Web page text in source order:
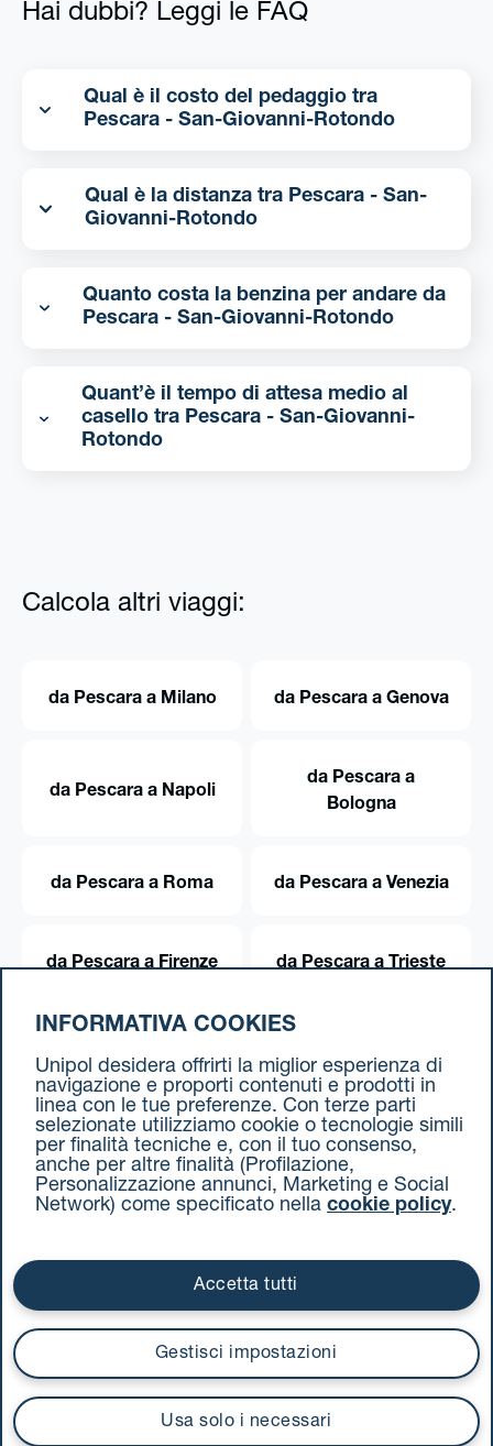
Hai dubbi? Leggi le FAQ
Qual è il costo del pedaggio tra
Pescara - San-Giovanni-Rotondo
Qual è la distanza tra Pescara - San-
Giovanni-Rotondo
Quanto costa la benzina per andare da
Pescara - San-Giovanni-Rotondo
Quant’è il tempo di attesa medio al
casello tra Pescara - San-Giovanni-
Rotondo
Calcola altri viaggi:
da Pescara a Milano da Pescara a Genova
da Pescara a Napoli
da Pescara a
Bologna
da Pescara a Roma da Pescara a Venezia
da Pescara a Firenze da Pescara a Trieste
Documenti contrattuali
Via Stalingrado 37 - 40128 Bologna
Tel 051 5077111 - Fax 051 375349
unipolmove@pec.unipol.it
C.F. 03506831209 e P. IVA 03740811207 R.E.A. 524585
UnipolTech S.p.A.
INFORMATIVA COOKIES
Unipol desidera offrirti la miglior esperienza di
navigazione e proporti contenuti e prodotti in
linea con le tue preferenze. Con terze parti
selezionate utilizziamo cookie o tecnologie simili
per finalità tecniche e, con il tuo consenso,
anche per altre finalità (Profilazione,
Personalizzazione annunci, Marketing e Social
Network) come specificato nella cookie policy.
Usa solo i necessari
Gestisci impostazioni
Accetta tutti